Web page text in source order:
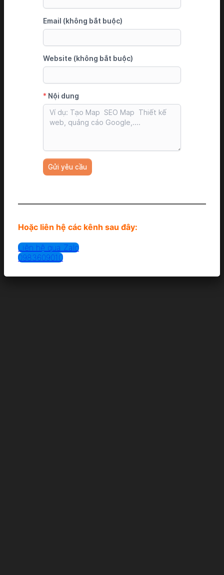
Hoặc liên hệ các kênh sau đây:
Liên hệ qua Zalo
0983609010